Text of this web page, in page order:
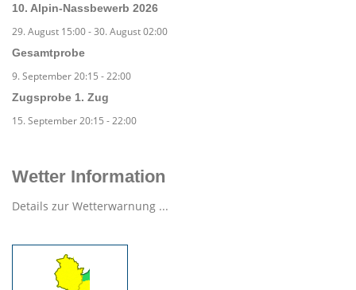
10. Alpin-Nassbewerb 2026
29. August 15:00-30. August 02:00
Gesamtprobe
9. September 20:15 -22:00
Zugsprobe 1. Zug
15. September 20:15 -22:00
Wetter Information
Details zur Wetterwarnung ...